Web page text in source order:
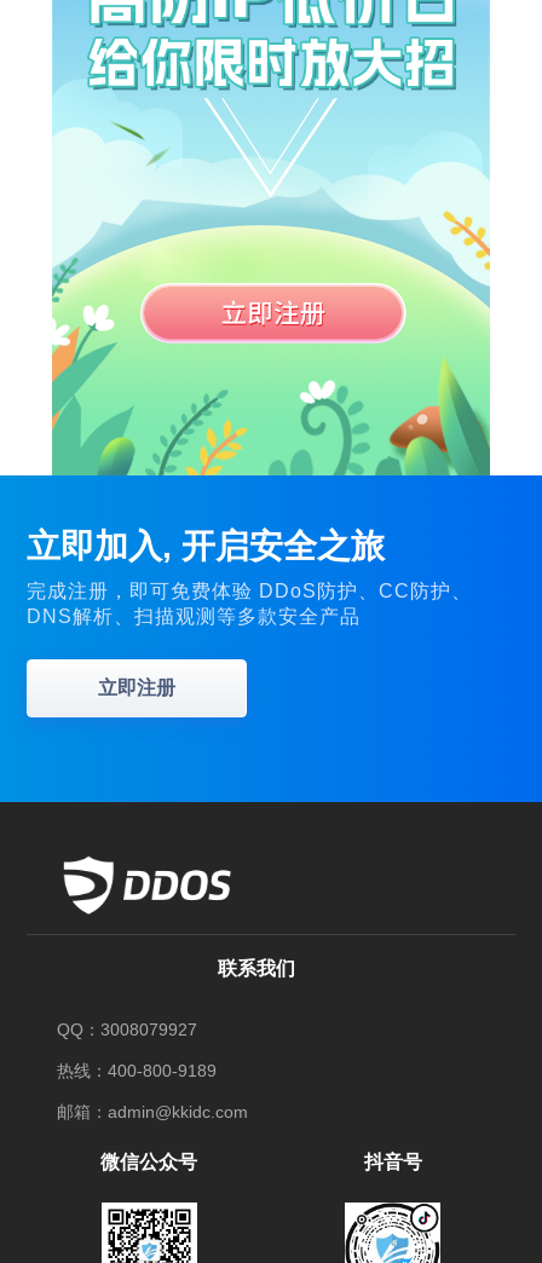
立即加入, 开启安全之旅
完成注册，即可免费体验 DDoS防护、CC防护、
DNS解析、扫描观测等多款安全产品
立即注册
联系我们
QQ：3008079927
热线：400-800-9189
邮箱：admin@kkidc.com
微信公众号 抖音号